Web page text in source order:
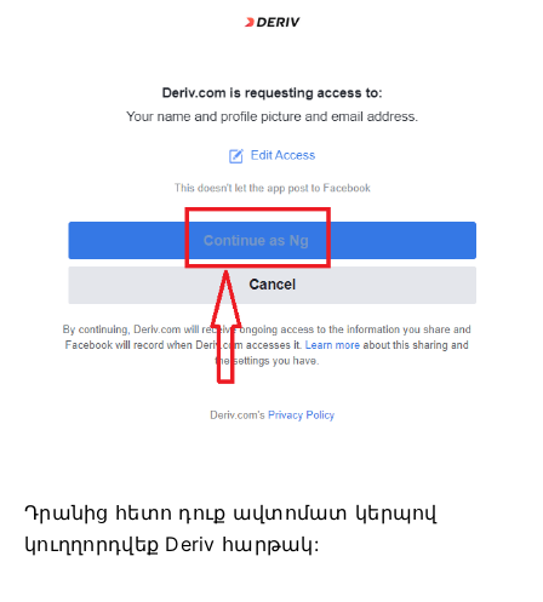
Դրանից հետո դուք ավտոմատ կերպով
կուղղորդվեք Deriv հարթակ: